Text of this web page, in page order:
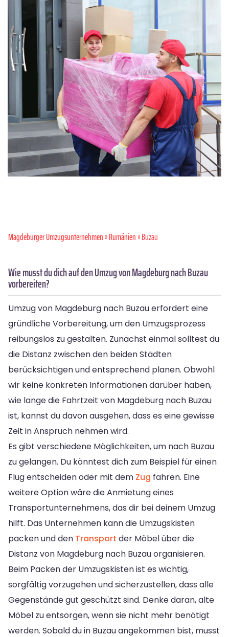
Magdeburger Umzugsunternehmen»Rumänien» Buzau
Wie musst du dich auf den Umzug von Magdeburg nach Buzau
vorbereiten?
Umzug von Magdeburg nach Buzau erfordert eine
gründliche Vorbereitung, um den Umzugsprozess
reibungslos zu gestalten. Zunächst einmal solltest du
die Distanz zwischen den beiden Städten
berücksichtigen und entsprechend planen. Obwohl
wir keine konkreten Informationen darüber haben,
wie lange die Fahrtzeit von Magdeburg nach Buzau
ist, kannst du davon ausgehen, dass es eine gewisse
Zeit in Anspruch nehmen wird.
Es gibt verschiedene Möglichkeiten, um nach Buzau
zu gelangen. Du könntest dich zum Beispiel für einen
Flug entscheiden oder mit dem Zug fahren. Eine
weitere Option wäre die Anmietung eines
Transportunternehmens, das dir bei deinem Umzug
hilft. Das Unternehmen kann die Umzugskisten
packen und den Transport der Möbel über die
Distanz von Magdeburg nach Buzau organisieren.
Beim Packen der Umzugskisten ist es wichtig,
sorgfältig vorzugehen und sicherzustellen, dass alle
Gegenstände gut geschützt sind. Denke daran, alte
Möbel zu entsorgen, wenn sie nicht mehr benötigt
werden. Sobald du in Buzau angekommen bist, musst